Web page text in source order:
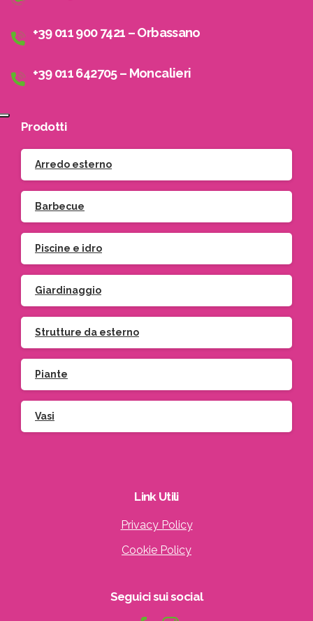
+39 011 900 7421 – Orbassano
+39 011 642705 – Moncalieri
Prodotti
Arredo esterno
Barbecue
Piscine e idro
Giardinaggio
Strutture da esterno
Piante
Vasi
Link Utili
Privacy Policy
Cookie Policy
Seguicisuisocial